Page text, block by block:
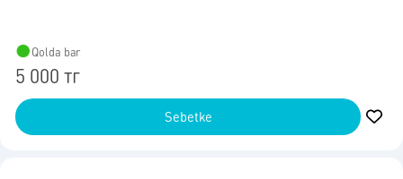
Qolda bar
5 000 тг
Sebetke